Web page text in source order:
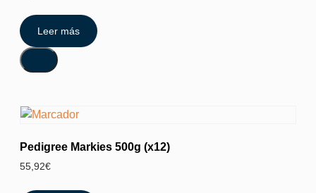
Leer más
Pedigree Markies 500g (x12)
55,92€